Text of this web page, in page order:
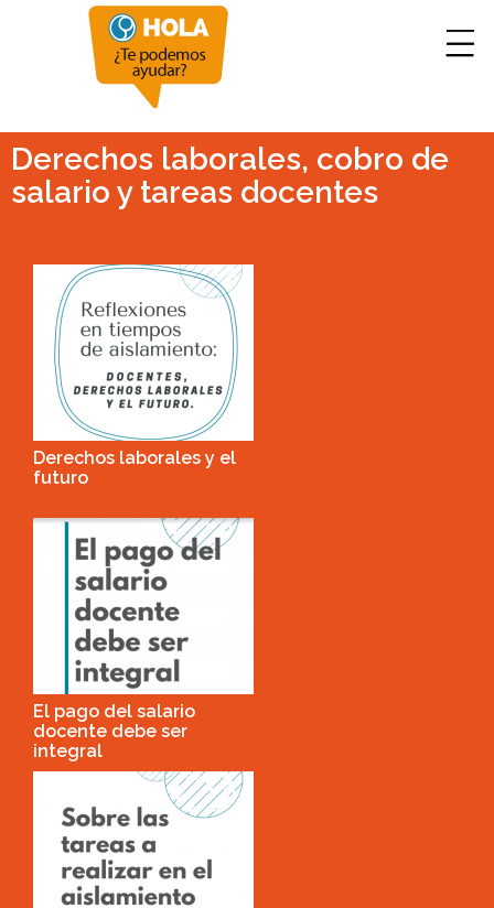
Derechos laborales, cobro de
salario y tareas docentes
Derechos laborales y el
futuro
El pago del salario
docente debe ser
integral